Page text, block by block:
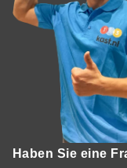
Haben Sie eine